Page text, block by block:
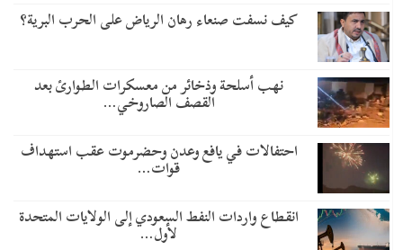
كيف نسفت صنعاء رهان الرياض على الحرب البرية؟
نهب أسلحة وذخائر من معسكرات الطوارئ بعد
القصف الصاروخي…
احتفالات في يافع وعدن وحضرموت عقب استهداف
قوات…
انقطاع واردات النفط السعودي إلى الولايات المتحدة
لأول…